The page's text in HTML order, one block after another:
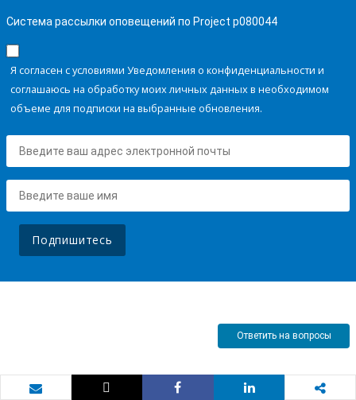
Система рассылки оповещений по Project p080044
Я согласен с условиями Уведомления о конфиденциальности и
соглашаюсь на обработку моих личных данных в необходимом
объеме для подписки на выбранные обновления.
Подпишитесь
Ответить на вопросы